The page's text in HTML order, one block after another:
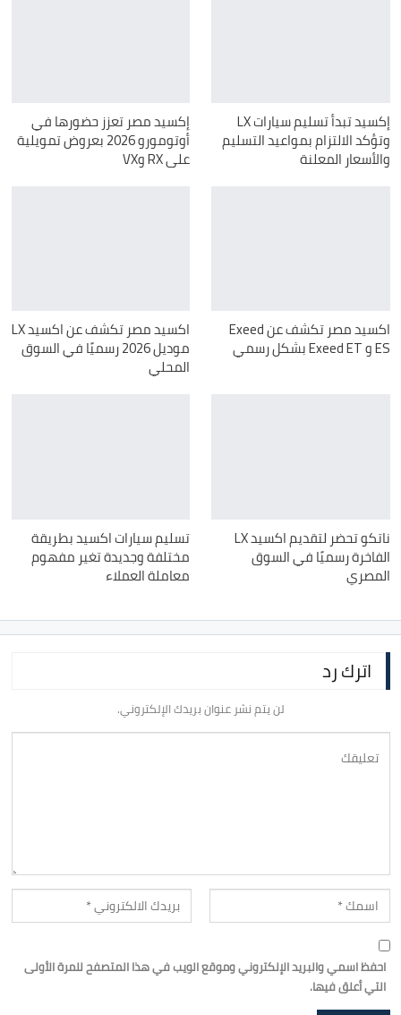
إكسيد تبدأ تسليم سيارات LX
وتؤكد الالتزام بمواعيد التسليم
والأسعار المعلنة
إكسيد مصر تعزز حضورها في
أوتومورو 2026 بعروض تمويلية
على RX وVX
اكسيد مصر تكشف عن Exeed
ES و Exeed ET بشكل رسمي
اكسيد مصر تكشف عن اكسيد LX
موديل 2026 رسميًا في السوق
المحلي
ناتكو تحضر لتقديم اكسيد LX
الفاخرة رسميًا في السوق
المصري
تسليم سيارات اكسيد بطريقة
مختلفة وجديدة تغير مفهوم
معاملة العملاء
اترك رد
لن يتم نشر عنوان بريدك الإلكتروني.
احفظ اسمي والبريد الإلكتروني وموقع الويب في هذا المتصفح للمرة الأولى
التي أعلق فيها.